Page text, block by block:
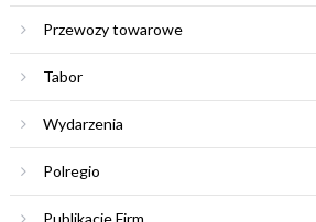
Przewozy towarowe
Tabor
Wydarzenia
Polregio
Publikacje Firm